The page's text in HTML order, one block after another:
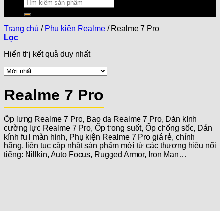
Trang chủ / Phụ kiện Realme /Realme 7 Pro
Lọc
Hiển thị kết quả duy nhất
Realme 7 Pro
Ốp lưng Realme 7 Pro, Bao da Realme 7 Pro, Dán kính
cường lực Realme 7 Pro, Ốp trong suốt, Ốp chống sốc, Dán
kính full màn hình, Phụ kiện Realme 7 Pro giá rẻ, chính
hãng, liên tục cập nhật sản phẩm mới từ các thương hiệu nổi
tiếng: Nillkin, Auto Focus, Rugged Armor, Iron Man…